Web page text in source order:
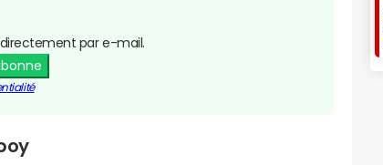
directement par e-mail.